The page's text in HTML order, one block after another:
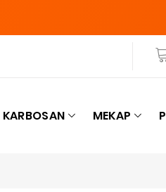
KARBOSAN MEKAP